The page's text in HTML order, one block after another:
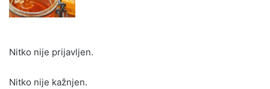
Nitko nije prijavljen.
Nitko nije kažnjen.